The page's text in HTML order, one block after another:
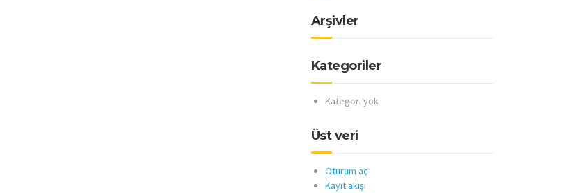
Arşivler
Kategoriler
Kategori yok
Üst veri
Oturum aç
Kayıt akışı